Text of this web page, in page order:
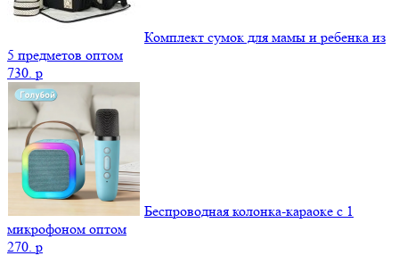
Комплект сумок для мамы и ребенка из
5 предметов оптом
730. p
Беспроводная колонка-караоке с 1
микрофоном оптом
270. p